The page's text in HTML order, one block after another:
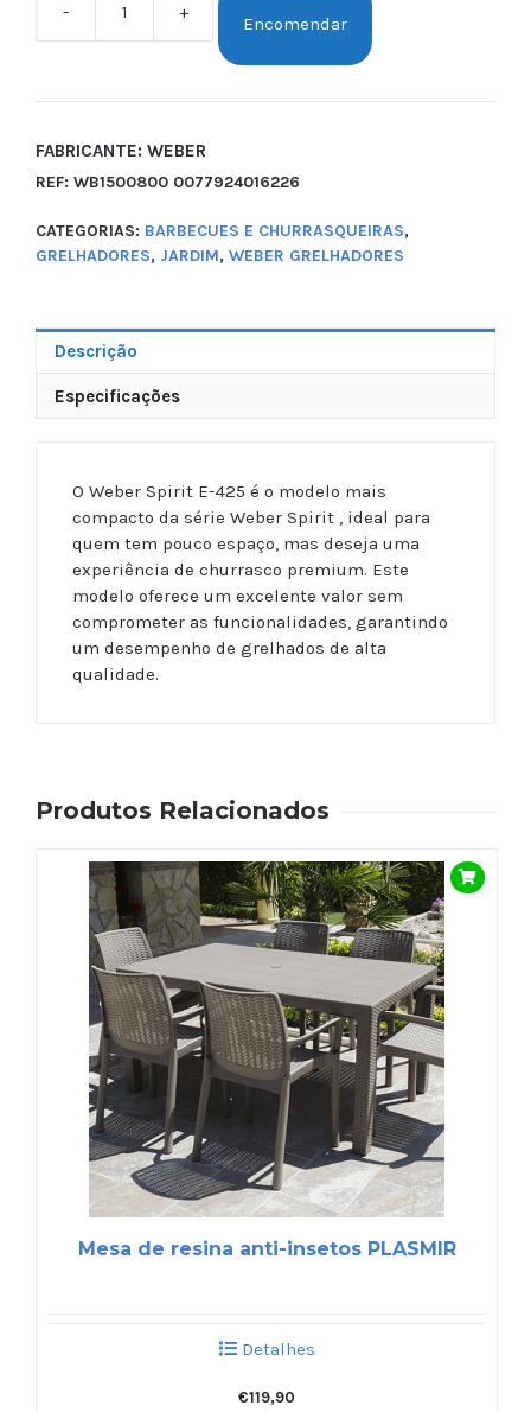
- +
Encomendar
FABRICANTE: WEBER
REF: WB1500800 0077924016226
CATEGORIAS: BARBECUES E CHURRASQUEIRAS,
GRELHADORES, JARDIM, WEBER GRELHADORES
Descrição
Especificações
O Weber Spirit E-425 é o modelo mais
compacto da série Weber Spirit , ideal para
quem tem pouco espaço, mas deseja uma
experiência de churrasco premium. Este
modelo oferece um excelente valor sem
comprometer as funcionalidades, garantindo
um desempenho de grelhados de alta
qualidade.
Produtos Relacionados
Mesa de resina anti-insetos PLASMIR
Detalhes
€119,90